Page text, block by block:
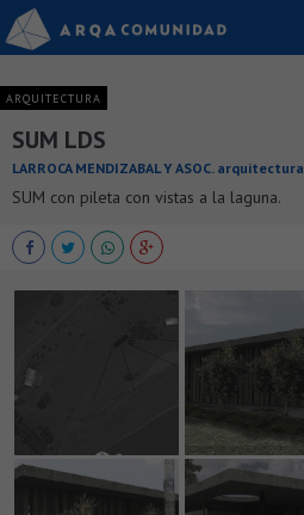
ARQUITECTURA
SUM LDS
LARROCA MENDIZABAL Y ASOC. arquitectura
SUM con pileta con vistas a la laguna.